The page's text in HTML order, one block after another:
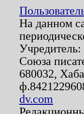
На данном
Союза
680032,
dv.com